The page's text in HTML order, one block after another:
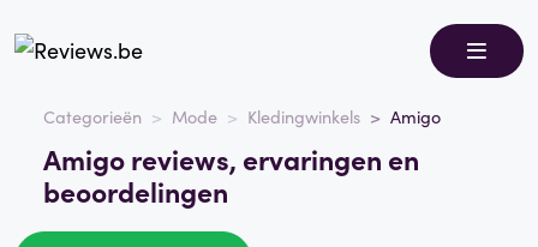
Categorieën Mode Kledingwinkels Amigo
Amigo reviews, ervaringen en
beoordelingen